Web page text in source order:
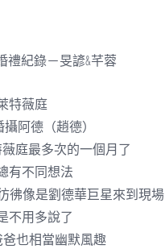
禮紀錄－旻諺&芊蓉
特薇庭
阿德（趙德）
庭最多次的一個月了
有不同想法
彿像是劉德華巨星來到現場
不用多說了
也相當幽默風趣